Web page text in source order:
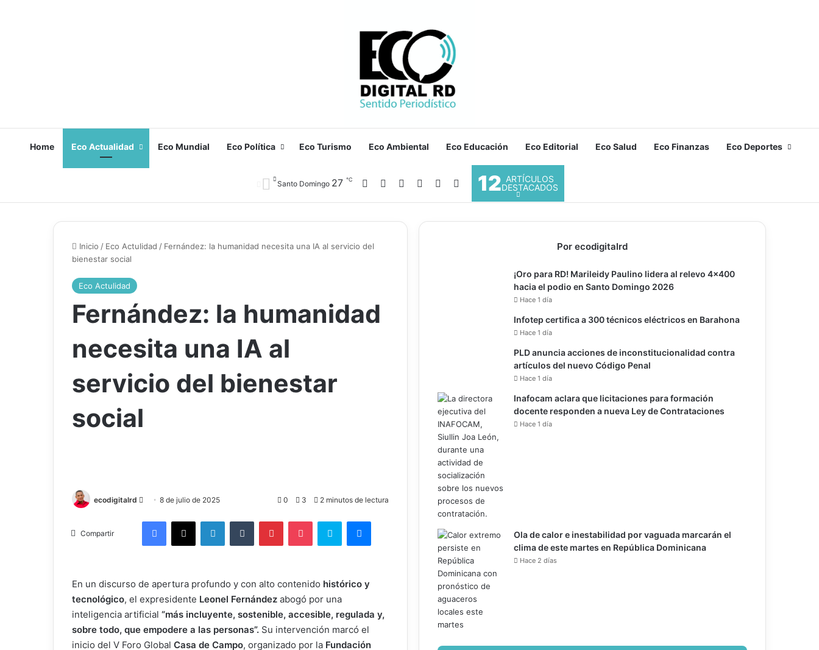
Home Eco Actualidad Eco Mundial Eco Política Eco Turismo Eco Ambiental Eco Educación Eco Editorial Eco Salud Eco Finanzas Eco Deportes
Santo Domingo 27 ℃ Facebook YouTubeInstagram
AccesoBuscar por
12 ARTÍCULOS
DESTACADOS
Inicio / Eco Actulidad / Fernández: la humanidad necesita una IA al servicio del
bienestar social
Eco Actulidad
Fernández: la humanidad
necesita una IA al
servicio del bienestar
social
ecodigitalrd
Send
email
8 de julio de 2025 0 3 2 minutos de lectura
Compartir
Facebook
X LinkedInTumblr PinterestPocket Skype Messenger
En un discurso de apertura profundo y con alto contenido histórico y
tecnológico, el expresidente Leonel Fernández abogó por una
inteligencia artificial “más incluyente, sostenible, accesible, regulada y,
sobre todo, que empodere a las personas”. Su intervención marcó el
inicio del V Foro Global Casa de Campo, organizado por la Fundación
Por ecodigitalrd
¡Oro para RD! Marileidy Paulino lidera al relevo 4×400
hacia el podio en Santo Domingo 2026
Hace 1 día
Infotep certifica a 300 técnicos eléctricos en Barahona
Hace 1 día
PLD anuncia acciones de inconstitucionalidad contra
artículos del nuevo Código Penal
Hace 1 día
Inafocam aclara que licitaciones para formación
docente responden a nueva Ley de Contrataciones
Hace 1 día
Ola de calor e inestabilidad por vaguada marcarán el
clima de este martes en República Dominicana
Hace 2 días